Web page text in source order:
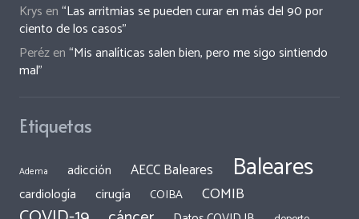
Krys en“Las arritmias se pueden curar en más del 90 por
ciento de los casos”
Perézen“Mis analíticas salen bien, pero me sigo sintiendo
mal”
Etiquetas
Adema adicción AECC Baleares Baleares
cardiología cirugía COIBA COMIB